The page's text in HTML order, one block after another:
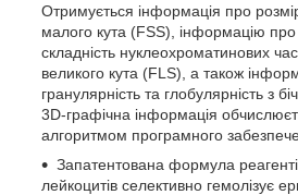
Отримується інформація про
малого кута (FSS), інформацію про
складність нуклеохроматинових
великого кута (FLS), а також
гранулярність та глобулярність з
3D-графічна інформація
алгоритмом програмного
Запатентована формула
лейкоцитів селективно гемолізує